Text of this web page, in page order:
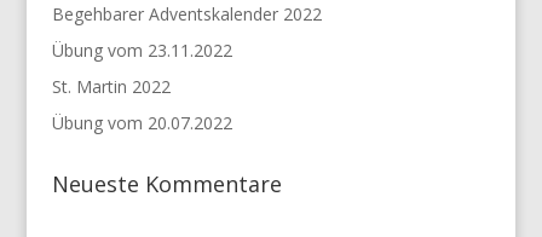
Begehbarer Adventskalender 2022
Übung vom 23.11.2022
St. Martin 2022
Übung vom 20.07.2022
Neueste Kommentare